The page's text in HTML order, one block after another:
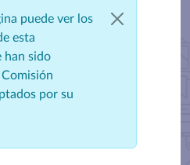
puede ver los
esta
han sido
por su